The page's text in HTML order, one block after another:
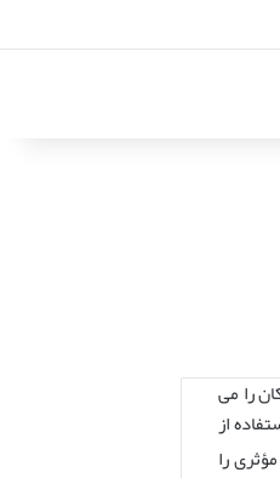
را می
از
را